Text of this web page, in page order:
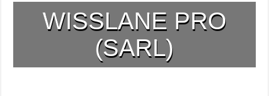
WISSLANE PRO
(SARL)